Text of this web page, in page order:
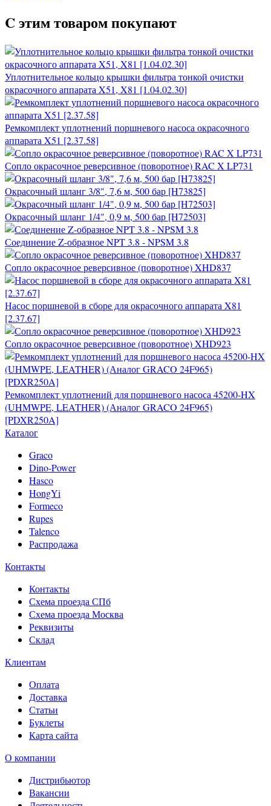
C этим товаром покупают
Уплотнительное кольцо крышки фильтра тонкой очистки
окрасочного аппарата X51, X81 [1.04.02.30]
Ремкомплект уплотнений поршневого насоса окрасочного
аппарата X51 [2.37.58]
Сопло окрасочное реверсивное (поворотное) RAC X LP731
Окрасочный шланг 3/8", 7,6 м, 500 бар [H73825]
Окрасочный шланг 1/4", 0,9 м, 500 бар [H72503]
Соединение Z-образное NPT 3.8 - NPSM 3.8
Сопло окрасочное реверсивное (поворотное) XHD837
Насос поршневой в сборе для окрасочного аппарата X81
[2.37.67]
Сопло окрасочное реверсивное (поворотное) XHD923
Ремкомплект уплотнений для поршневого насоса 45200-HX
(UHMWPE, LEATHER) (Аналог GRACO 24F965)
[PDXR250A]
Каталог
Graco
Dino-Power
Hasco
HongYi
Formeco
Rupes
Talenco
Распродажа
Контакты
Контакты
Схема проезда СПб
Схема проезда Москва
Реквизиты
Склад
Клиентам
Оплата
Доставка
Статьи
Буклеты
Карта сайта
О компании
Дистрибьютор
Вакансии